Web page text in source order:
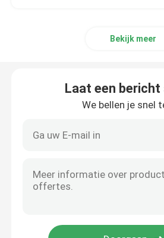
Bekijk meer
Laat een
We bellen je snel